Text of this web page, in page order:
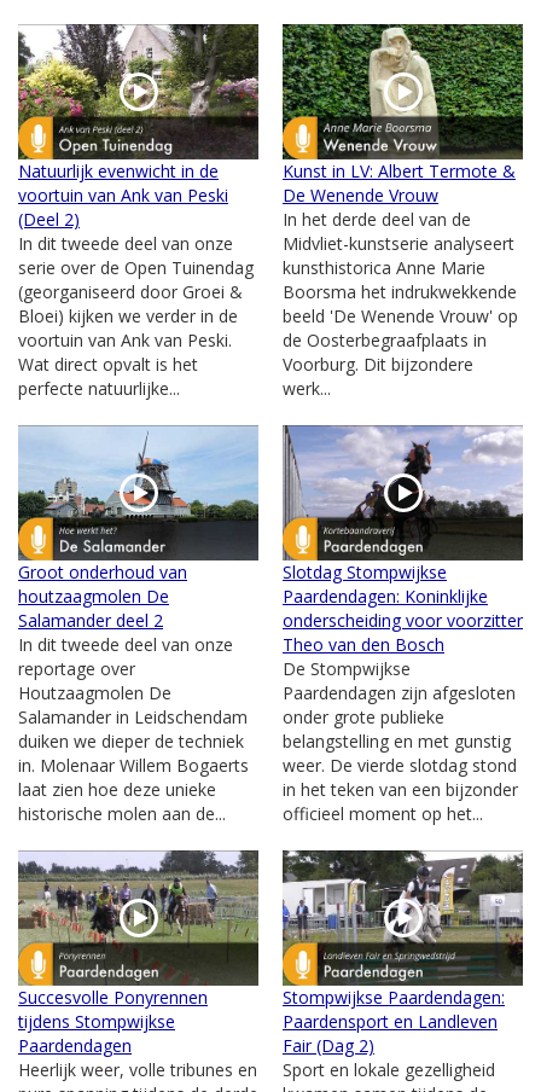
Natuurlijk evenwicht in de
voortuin van Ank van Peski
(Deel 2)
In dit tweede deel van onze
serie over de Open Tuinendag
(georganiseerd door Groei &
Bloei) kijken we verder in de
voortuin van Ank van Peski.
Wat direct opvalt is het
perfecte natuurlijke...
Kunst in LV: Albert Termote &
De Wenende Vrouw
In het derde deel van de
Midvliet-kunstserie analyseert
kunsthistorica Anne Marie
Boorsma het indrukwekkende
beeld 'De Wenende Vrouw' op
de Oosterbegraafplaats in
Voorburg. Dit bijzondere
werk...
Groot onderhoud van
houtzaagmolen De
Salamander deel 2
In dit tweede deel van onze
reportage over
Houtzaagmolen De
Salamander in Leidschendam
duiken we dieper de techniek
in. Molenaar Willem Bogaerts
laat zien hoe deze unieke
historische molen aan de...
Slotdag Stompwijkse
Paardendagen: Koninklijke
onderscheiding voor voorzitter
Theo van den Bosch
De Stompwijkse
Paardendagen zijn afgesloten
onder grote publieke
belangstelling en met gunstig
weer. De vierde slotdag stond
in het teken van een bijzonder
officieel moment op het...
Succesvolle Ponyrennen
tijdens Stompwijkse
Paardendagen
Heerlijk weer, volle tribunes en
Stompwijkse Paardendagen:
Paardensport en Landleven
Fair (Dag 2)
Sport en lokale gezelligheid